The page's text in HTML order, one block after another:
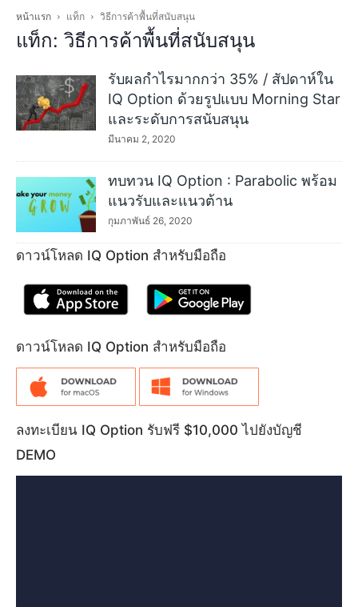
หน้าแรก แท็ก วิธีการค้าพื้นที่สนับสนุน
แท็ก: วิธีการค้าพื้นที่สนับสนุน
รับผลกำไรมากกว่า 35% / สัปดาห์ใน
IQ Option ด้วยรูปแบบ Morning Star
และระดับการสนับสนุน
มีนาคม 2, 2020
ทบทวน IQ Option : Parabolic พร้อม
แนวรับและแนวต้าน
กุมภาพันธ์ 26, 2020
ดาวน์โหลด IQ Option สำหรับมือถือ
ดาวน์โหลด IQ Option สำหรับมือถือ
ลงทะเบียน IQ Option รับฟรี $10,000 ไปยังบัญชี
DEMO